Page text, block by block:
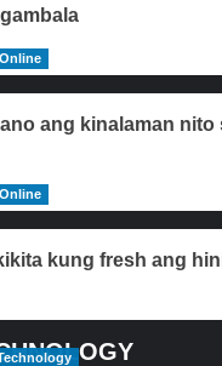
ang kinalaman nito
kung fresh ang